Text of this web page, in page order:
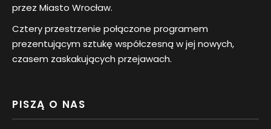
przez Miasto Wrocław.
Cztery przestrzenie połączone programem
prezentującym sztukę współczesną w jej nowych,
czasem zaskakujących przejawach.
PISZĄ O NAS